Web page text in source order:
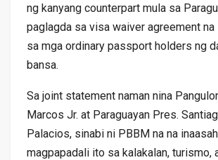
ng kanyang counterpart mula sa
paglagda sa visa waiver agreement
sa mga ordinary passport holders ng
bansa.
Sa joint statement naman nina
Marcos Jr. at Paraguayan Pres.
Palacios, sinabi ni PBBM na na
magpapadali ito sa kalakalan, turismo,